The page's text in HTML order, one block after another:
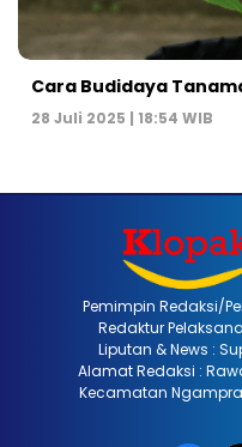
Cara Budidaya
28 Juli 2025 | 18:54 WIB
Pemimpin Redaksi/
Redaktur
Liputan & News :
Alamat Redaksi :
Kecamatan